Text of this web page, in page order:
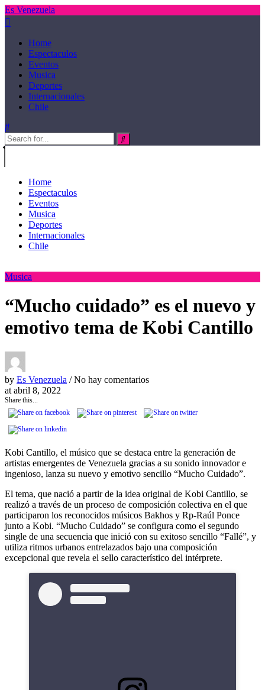
Es Venezuela
Home
Espectaculos
Eventos
Musica
Deportes
Internacionales
Chile
Home
Espectaculos
Eventos
Musica
Deportes
Internacionales
Chile
Musica
“Mucho cuidado” es el nuevo y
emotivo tema de Kobi Cantillo
by Es Venezuela / No hay comentarios
at abril 8, 2022
Share this...
Kobi Cantillo, el músico que se destaca entre la generación de
artistas emergentes de Venezuela gracias a su sonido innovador e
ingenioso, lanza su nuevo y emotivo sencillo “Mucho Cuidado”.
El tema, que nació a partir de la idea original de Kobi Cantillo, se
realizó a través de un proceso de composición colectiva en el que
participaron los reconocidos músicos Bakhos y Rp-Raúl Ponce
junto a Kobi. “Mucho Cuidado” se configura como el segundo
single de una secuencia que inició con su exitoso sencillo “Fallé”, y
utiliza ritmos urbanos entrelazados bajo una composición
excepcional que revela el sello característico del intérprete.